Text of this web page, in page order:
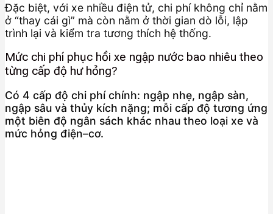
Đặc biệt, với xe nhiều điện tử, chi phí không chỉ nằm
ở “thay cái gì” mà còn nằm ở thời gian dò lỗi, lập
trình lại và kiểm tra tương thích hệ thống.
Mức chi phí phục hồi xe ngập nước bao nhiêu theo
từng cấp độ hư hỏng?
Có 4 cấp độ chi phí chính: ngập nhẹ, ngập sàn,
ngập sâu và thủy kích nặng; mỗi cấp độ tương ứng
một biên độ ngân sách khác nhau theo loại xe và
mức hỏng điện–cơ.